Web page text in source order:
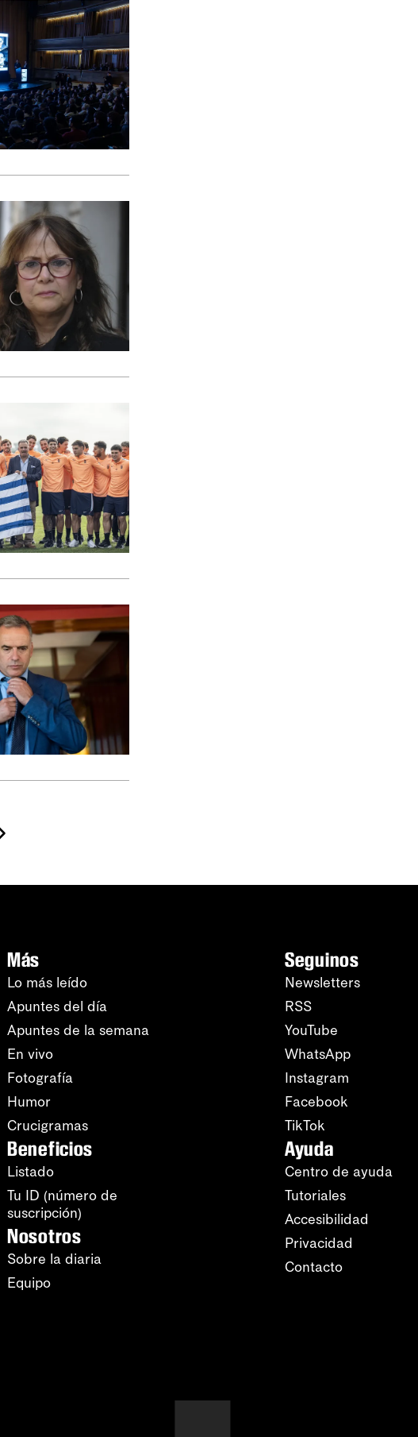
Más
Lo más leído
Apuntes del día
Apuntes de la semana
En vivo
Fotografía
Humor
Crucigramas
Beneficios
Listado
Tu ID (número de
suscripción)
Nosotros
Sobre la diaria
Equipo
Seguinos
Newsletters
RSS
YouTube
WhatsApp
Instagram
Facebook
TikTok
Ayuda
Centro de ayuda
Tutoriales
Accesibilidad
Privacidad
Contacto